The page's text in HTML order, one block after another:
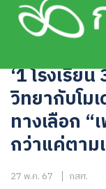
Skip
‘1 โรงเรีย
วิทยากับโม
ทางเลือก “
กว่าแค่ตาม
27 พ.ค. 67 กสศ.